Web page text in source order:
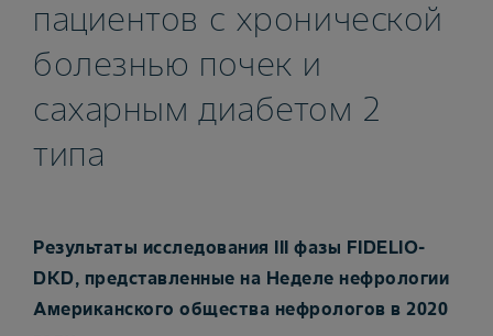
пациентов с хронической
болезнью почек и
сахарным диабетом 2
типа
Результаты исследования III фазы FIDELIO-
DKD, представленные на Неделе нефрологии
Американского общества нефрологов в 2020